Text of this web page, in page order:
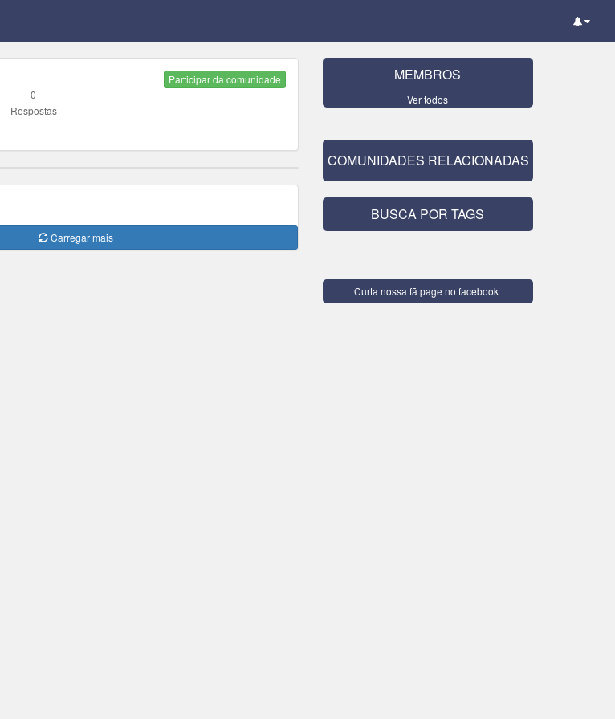
Participar da comunidade
0
Respostas
Carregar mais
MEMBROS
Ver todos
COMUNIDADES RELACIONADAS
BUSCA POR TAGS
Curta nossa fã page no facebook